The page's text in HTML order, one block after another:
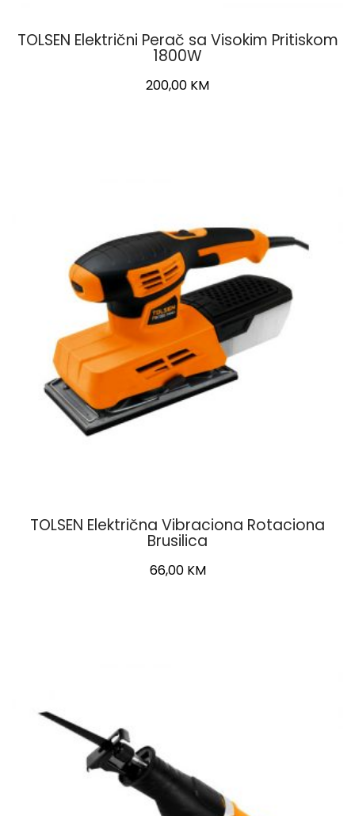
TOLSEN Električni Perač sa Visokim Pritiskom
1800W
200,00 KM
TOLSEN Električna Vibraciona Rotaciona
Brusilica
66,00 KM